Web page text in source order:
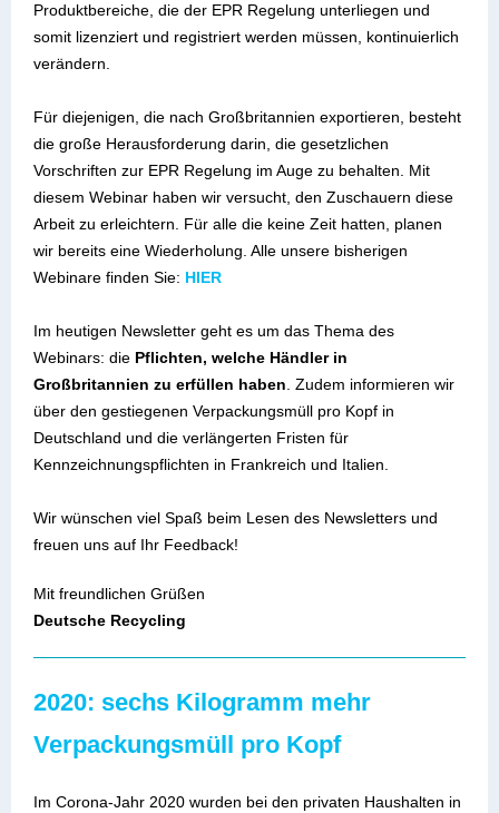
Produktbereiche, die der EPR Regelung unterliegen und
somit lizenziert und registriert werden müssen, kontinuierlich
verändern.
Für diejenigen, die nach Großbritannien exportieren, besteht
die große Herausforderung darin, die gesetzlichen
Vorschriften zur EPR Regelung im Auge zu behalten. Mit
diesem Webinar haben wir versucht, den Zuschauern diese
Arbeit zu erleichtern. Für alle die keine Zeit hatten, planen
wir bereits eine Wiederholung. Alle unsere bisherigen
Webinare finden Sie: HIER
Im heutigen Newsletter geht es um das Thema des
Webinars: die Pflichten, welche Händler in
Großbritannien zu erfüllen haben . Zudem informieren wir
über den gestiegenen Verpackungsmüll pro Kopf in
Deutschland und die verlängerten Fristen für
Kennzeichnungspflichten in Frankreich und Italien.
Wir wünschen viel Spaß beim Lesen des Newsletters und
freuen uns auf Ihr Feedback!
Mit freundlichen Grüßen
Deutsche Recycling
2020: sechs Kilogramm mehr
Verpackungsmüll pro Kopf
Im Corona-Jahr 2020 wurden bei den privaten Haushalten in